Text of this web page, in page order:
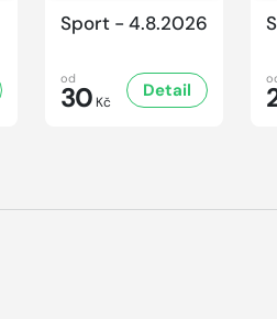
Sport - 4.8.2026
od
30 Kč
Detail